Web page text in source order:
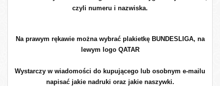
czyli numeru i nazwiska.
Na prawym rękawie można wybrać plakietkę BUNDESLIGA, na
lewym logo QATAR
Wystarczy w wiadomości do kupującego lub osobnym e-mailu
napisać jakie nadruki oraz jakie naszywki.